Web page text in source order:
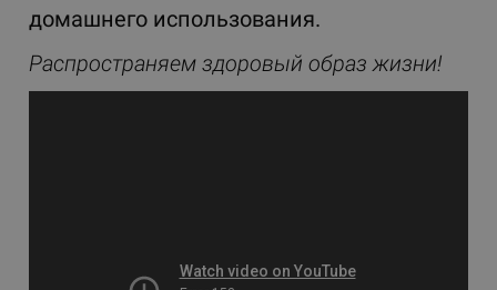
домашнего использования.
Распространяем здоровый образ жизни!